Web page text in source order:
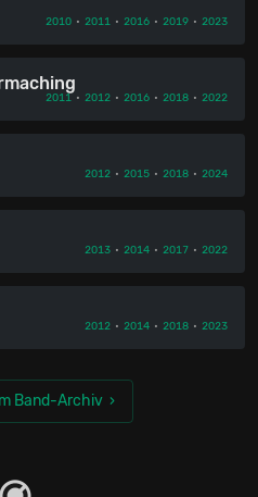
2010 • 2011 • 2016 • 2019 • 2023
2011• 2012 • 2016 • 2018 • 2022
2012 • 2015 • 2018 • 2024
2013 • 2014 • 2017 • 2022
2012 • 2014 • 2018 • 2023
Band-Archiv